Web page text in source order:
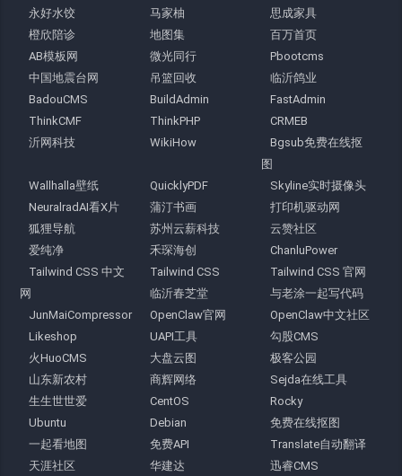
永好水饺
马家柚
思成家具
橙欣陪诊
地图集
百万首页
AB模板网
微光同行
Pbootcms
中国地震台网
吊篮回收
临沂鸽业
BadouCMS
BuildAdmin
FastAdmin
ThinkCMF
ThinkPHP
CRMEB
沂网科技
WikiHow
Bgsub免费在线抠
图
Wallhalla壁纸
QuicklyPDF
Skyline实时摄像头
NeuralradAI看X片
蒲汀书画
打印机驱动网
狐狸导航
苏州云薪科技
云赞社区
爱纯净
禾琛海创
ChanluPower
Tailwind CSS 中文
网
Tailwind CSS
Tailwind CSS 官网
临沂春芝堂
与老涂一起写代码
JunMaiCompressor
OpenClaw官网
OpenClaw中文社区
Likeshop
UAPI工具
勾股CMS
火HuoCMS
大盘云图
极客公园
山东新农村
商辉网络
Sejda在线工具
生生世世爱
CentOS
Rocky
Ubuntu
Debian
免费在线抠图
一起看地图
免费API
Translate自动翻译
天涯社区
华建达 迅睿CMS